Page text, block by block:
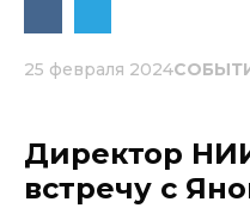
25 февраля 2024
Директор
встречу с